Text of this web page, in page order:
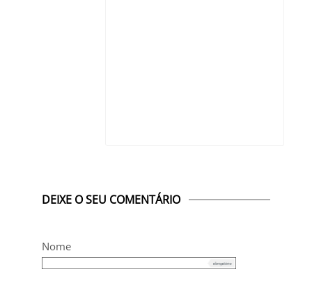
DEIXE O SEU COMENTÁRIO
Nome